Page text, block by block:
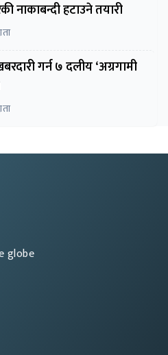
नाकाबन्दी हटाउने तयारी
७ दलीय ‘अग्रगामी
globe